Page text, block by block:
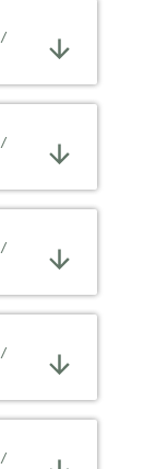
/
/
/
/
/